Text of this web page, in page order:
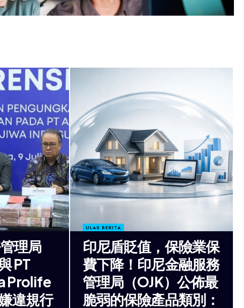
理局
PT
Prolife
違規行
ULAS BERITA
印尼盾貶值，保險業保
費下降！印尼金融服務
管理局（OJK）公佈最
脆弱的保險產品類別：